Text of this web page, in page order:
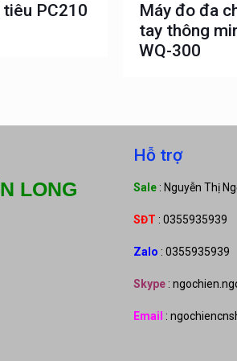
PC210
Máy đo đa
tay thông
WQ-300
LONG
Hỗ trợ
Sale : Nguyễn Thị
SĐT : 0355935939
Zalo : 0355935939
Skype :
Email :